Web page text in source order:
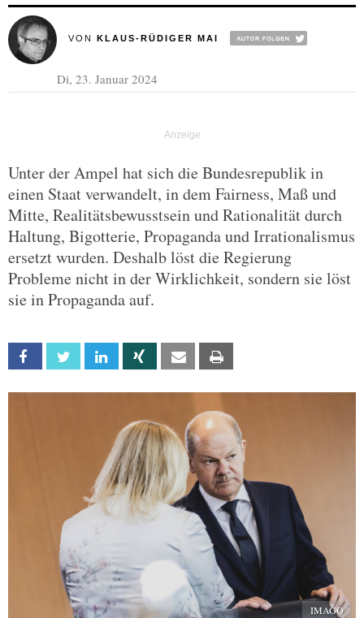
VON KLAUS-RÜDIGER MAI
Di, 23. Januar 2024
Unter der Ampel hat sich die Bundesrepublik in
einen Staat verwandelt, in dem Fairness, Maß und
Mitte, Realitätsbewusstsein und Rationalität durch
Haltung, Bigotterie, Propaganda und Irrationalismus
ersetzt wurden. Deshalb löst die Regierung
Probleme nicht in der Wirklichkeit, sondern sie löst
sie in Propaganda auf.
Facebook Twitter Linkedin Xing Email
IMAGO